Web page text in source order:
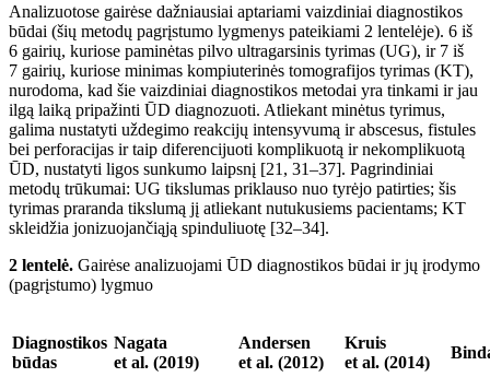
Analizuotose gairėse dažniausiai aptariami vaizdiniai diagnostikos
būdai (šių metodų pagrįstumo lygmenys pateikiami 2 lentelėje). 6 iš
6 gairių, kuriose paminėtas pilvo ultragarsinis tyrimas (UG), ir 7 iš
7 gairių, kuriose minimas kompiuterinės tomografijos tyrimas (KT),
nurodoma, kad šie vaizdiniai diagnostikos metodai yra tinkami ir jau
ilgą laiką pripažinti ŪD diagnozuoti. Atliekant minėtus tyrimus,
galima nustatyti uždegimo reakcijų intensyvumą ir abscesus, fistules
bei perforacijas ir taip diferencijuoti komplikuotą ir nekomplikuotą
ŪD, nustatyti ligos sunkumo laipsnį [21, 31–37]. Pagrindiniai
metodų trūkumai: UG tikslumas priklauso nuo tyrėjo patirties; šis
tyrimas praranda tikslumą jį atliekant nutukusiems pacientams; KT
skleidžia jonizuojančiąją spinduliuotę [32–34].
2 lentelė. Gairėse analizuojami ŪD diagnostikos būdai irjų įrodymo
(pagrįstumo) lygmuo
Diagnostikos
būdas
Nagata
et al. (2019)
Andersen
et al. (2012)
Kruis
et al. (2014)